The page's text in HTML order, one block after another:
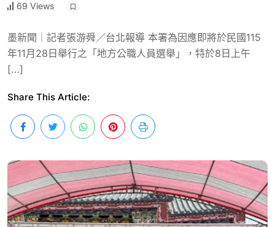
69 Views
墨新聞｜記者張游舜／台北報導 本署為因應即將於民國115
年11月28日舉行之「地方公職人員選舉」，特於8日上午
[…]
Share This Article: